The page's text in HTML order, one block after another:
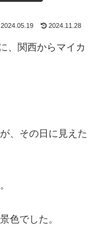
2024.05.19 2024.11.28
、関西からマイカ
、その日に見えた
色でした。